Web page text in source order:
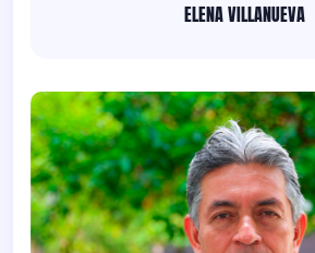
ELENA VILLANUEVA